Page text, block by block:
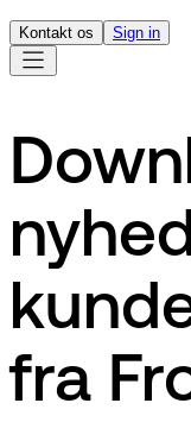
Kontakt os Sign in
fra